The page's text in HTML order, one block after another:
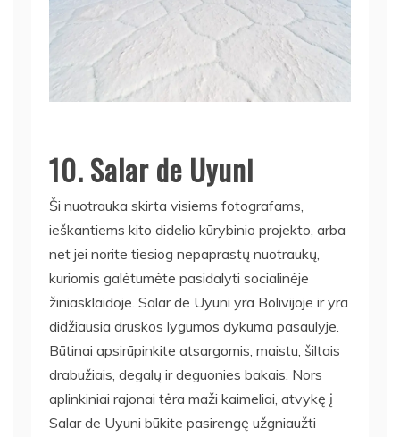
10. Salar de Uyuni
Ši nuotrauka skirta visiems fotografams,
ieškantiems kito didelio kūrybinio projekto, arba
net jei norite tiesiog nepaprastų nuotraukų,
kuriomis galėtumėte pasidalyti socialinėje
žiniasklaidoje. Salar de Uyuni yra Bolivijoje ir yra
didžiausia druskos lygumos dykuma pasaulyje.
Būtinai apsirūpinkite atsargomis, maistu, šiltais
drabužiais, degalų ir deguonies bakais. Nors
aplinkiniai rajonai tėra maži kaimeliai, atvykę į
Salar de Uyuni būkite pasirengę užgniaužti